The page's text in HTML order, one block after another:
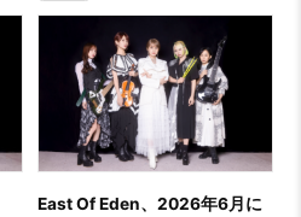
East Of Eden、2026年6月に